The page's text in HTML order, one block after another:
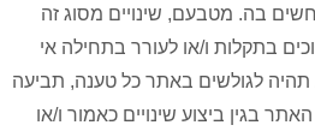
בה. מטבעם, שינויים מסוג זה
בתקלות ו/או לעורר בתחילה אי
תהיה לגולשים באתר כל טענה, תביעה
בגין ביצוע שינויים כאמור ו/או